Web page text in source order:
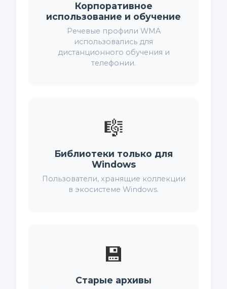
Корпоративное
использование и обучение
Речевые профили WMA
использовались для
дистанционного обучения и
телефонии.
🎼
Библиотеки только для
Windows
Пользователи, хранящие коллекции
в экосистеме Windows.
💾
Старые архивы